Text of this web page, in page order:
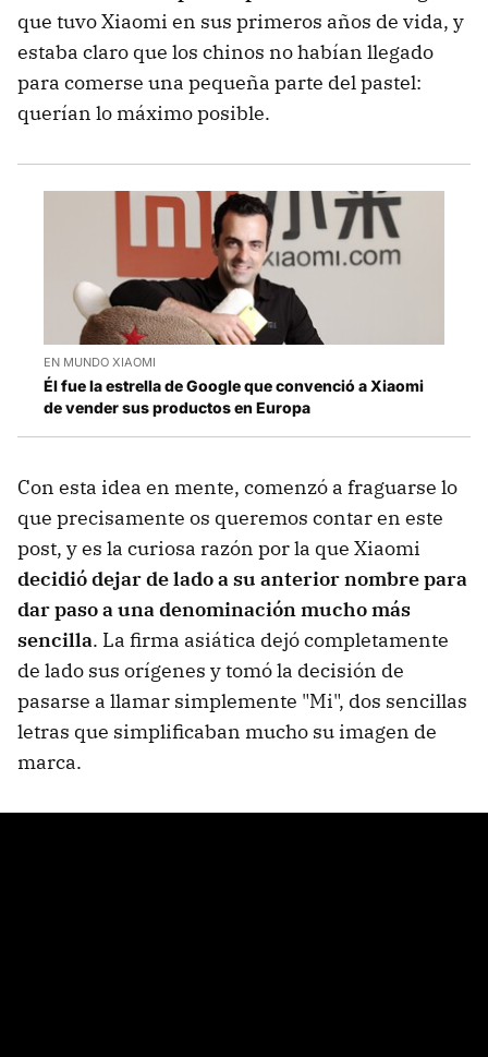
que tuvo Xiaomi en sus primeros años de vida, y
estaba claro que los chinos no habían llegado
para comerse una pequeña parte del pastel:
querían lo máximo posible.
EN MUNDO XIAOMI
Él fue la estrella de Google que convenció a Xiaomi
de vender sus productos en Europa
Con esta idea en mente, comenzó a fraguarse lo
que precisamente os queremos contar en este
post, y es la curiosa razón por la que Xiaomi
decidió dejar de lado a su anterior nombre para
dar paso a una denominación mucho más
sencilla. La firma asiática dejó completamente
de lado sus orígenes y tomó la decisión de
pasarse a llamar simplemente "Mi", dos sencillas
letras que simplificaban mucho su imagen de
marca.